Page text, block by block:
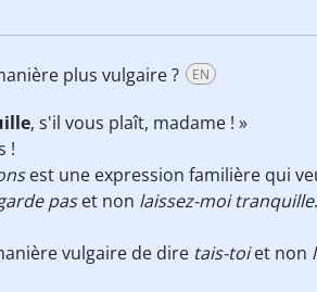
plus vulgaire ? EN
, s'il vous plaît, madame ! »
!
est une expression familière qui
paset non laissez-moi tranquille.
vulgaire de dire tais-toiet non